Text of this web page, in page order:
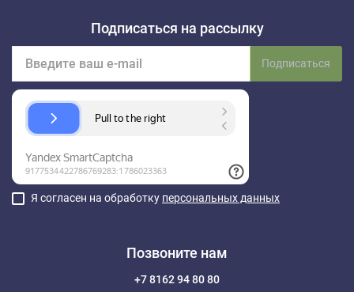
Подписаться на рассылку
Подписаться
Я согласен на обработку персональных данных
Позвоните нам
+7 8162 94 80 80